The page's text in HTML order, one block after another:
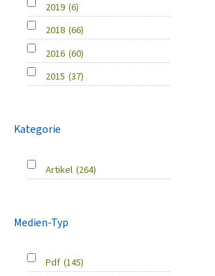
2019 (6)
2018 (66)
2016 (60)
2015 (37)
Kategorie
Artikel (264)
Medien-Typ
Pdf (145)